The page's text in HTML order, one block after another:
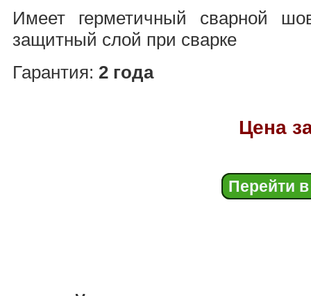
Имеет герметичный сварной
защитный слой при сварке
Гарантия: 2 года
Цена
Перейти